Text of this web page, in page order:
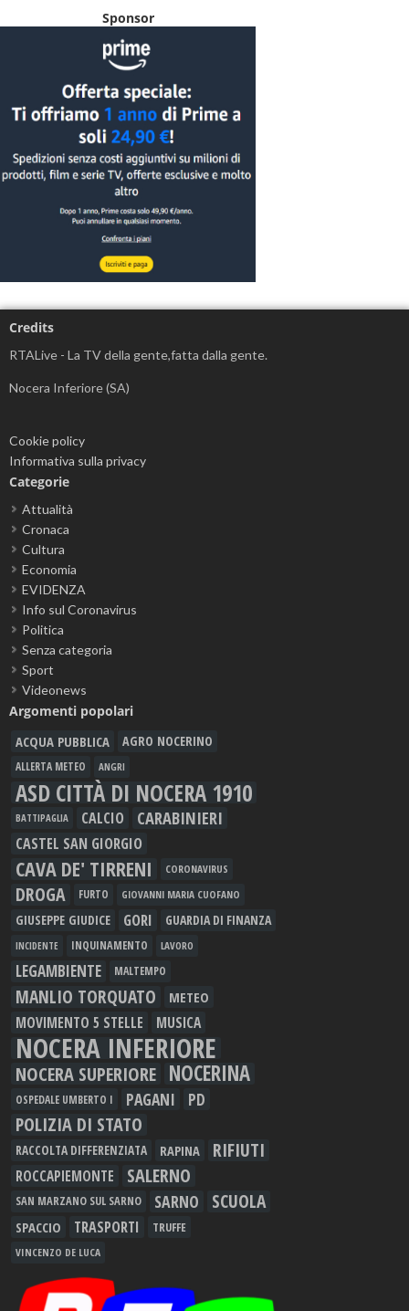
Sponsor
Credits
RTALive - La TV della gente,fatta dalla gente.
Nocera Inferiore (SA)
Cookie policy
Informativa sulla privacy
Categorie
Attualità
Cronaca
Cultura
Economia
EVIDENZA
Info sul Coronavirus
Politica
Senza categoria
Sport
Videonews
Argomenti popolari
ACQUA PUBBLICA AGRO NOCERINO
ALLERTA METEO ANGRI
ASD CITTÀ DI NOCERA 1910
BATTIPAGLIA CALCIO CARABINIERI
CASTEL SAN GIORGIO
CAVA DE' TIRRENI CORONAVIRUS
DROGA FURTO GIOVANNI MARIA CUOFANO
GIUSEPPE GIUDICE GORI GUARDIA DI FINANZA
INCIDENTE INQUINAMENTO LAVORO
LEGAMBIENTE MALTEMPO
MANLIO TORQUATO METEO
MOVIMENTO 5 STELLE MUSICA
NOCERA INFERIORE
NOCERA SUPERIORE NOCERINA
OSPEDALE UMBERTO I PAGANI PD
POLIZIA DI STATO
RACCOLTA DIFFERENZIATA RAPINA RIFIUTI
ROCCAPIEMONTE SALERNO
SAN MARZANO SUL SARNO SARNO SCUOLA
SPACCIO TRASPORTI TRUFFE
VINCENZO DE LUCA